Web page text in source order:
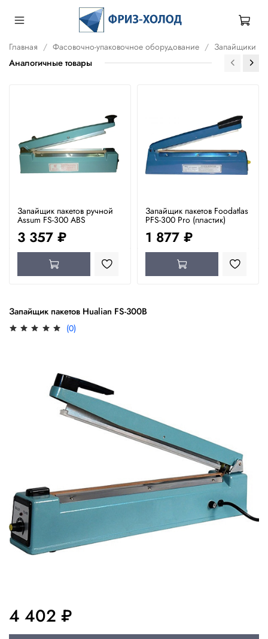
Главная Фасовочно-упаковочное оборудование Запайщики
Аналогичные товары
Запайщик пакетов ручной
Assum FS-300 ABS
3 357 ₽
Запайщик пакетов Foodatlas
PFS-300 Pro (пластик)
1 877 ₽
Запайщик пакетов Hualian FS-300B
(0)
4 402 ₽